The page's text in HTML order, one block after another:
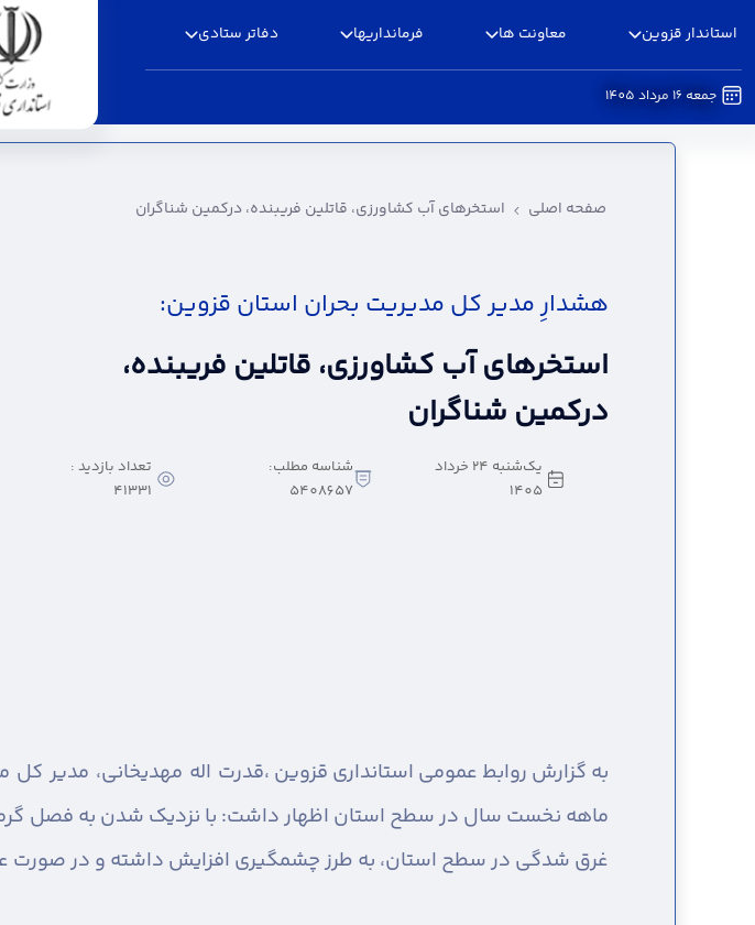
استاندار قزوین معاونت ها فرمانداریها دفاتر ستادی
جمعه 16 مرداد 1405
استخرهای آب کشاورزی، قاتلین فریبنده، درکمین شناگران - استانداری
صفحه اصلی استخرهای آب کشاورزی، قاتلین فریبنده، درکمین شناگران
هشدارِ مدیر کل مدیریت بحران استان قزوین:
استخرهای آب کشاورزی، قاتلین فریبنده،
درکمین شناگران
یک‌شنبه 24 خرداد
1405
شناسه مطلب:
5408657
تعداد بازدید :
41331
به گزارش روابط عمومی استانداری قزوین ،
ماهه نخست سال در سطح استان اظهار داشت: با نزدیک شدن به فصل گرما و
غرق شدگی در سطح استان، به طرز چشمگیری افزایش داشته و در صورت